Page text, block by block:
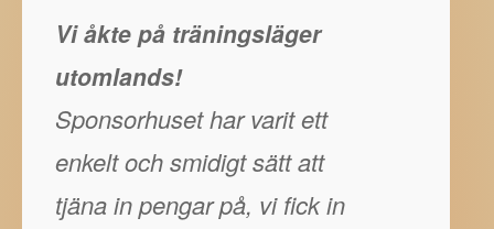
Vi åkte på träningsläger
utomlands!
Sponsorhuset har varit ett
enkelt och smidigt sätt att
tjäna in pengar på, vi fick in